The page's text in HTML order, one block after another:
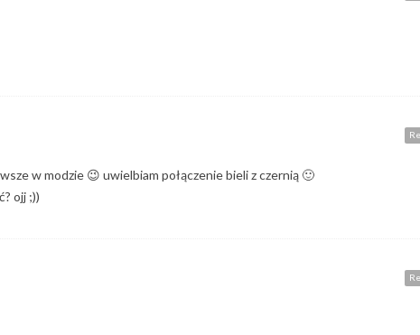
w modzie 😉 uwielbiam połączenie bieli z czernią 🙂
ojj ;))